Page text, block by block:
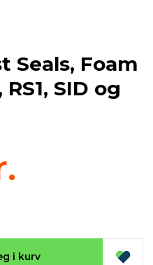
Seals, Foam
SID og
i kurv